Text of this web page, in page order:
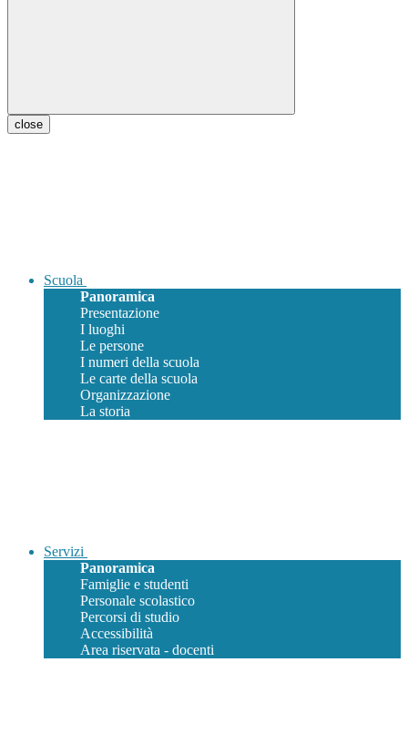
close
Scuola
Panoramica
Presentazione
I luoghi
Le persone
I numeri della scuola
Le carte della scuola
Organizzazione
La storia
Servizi
Panoramica
Famiglie e studenti
Personale scolastico
Percorsi di studio
Accessibilità
Area riservata - docenti